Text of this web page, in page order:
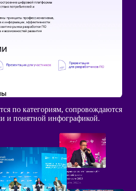
по категориям, сопровождаются
и понятной инфографикой.